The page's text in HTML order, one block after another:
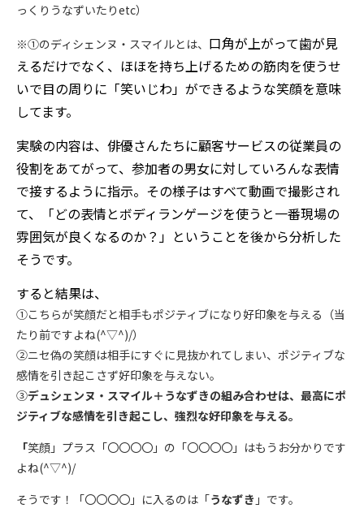
っくりうなずいたりetc）
※①のディシェンヌ・スマイルとは、 口角が上がって歯が見
えるだけでなく、ほほを持ち上げるための筋肉を使うせ
いで目の周りに「笑いじわ」ができるような笑顔を意味
してます。
実験の内容は、俳優さんたちに顧客サービスの従業員の
役割をあてがって、参加者の男女に対していろんな表情
で接するように指示。その様子はすべて動画で撮影され
て、「どの表情とボディランゲージを使うと一番現場の
雰囲気が良くなるのか？」ということを後から分析した
そうです。
すると結果は、
①こちらが笑顔だと相手もポジティブになり好印象を与える（当
たり前ですよね(^▽^)/）
②ニセ偽の笑顔は相手にすぐに見抜かれてしまい、ポジティブな
感情を引き起こさず好印象を与えない。
③デュシェンヌ・スマイル＋うなずきの組み合わせは、最高にポ
ジティブな感情を引き起こし、強烈な好印象を与える。
「笑顔」プラス「〇〇〇〇」の「〇〇〇〇」はもうお分かりです
よね(^▽^)/
そうです！「〇〇〇〇」に入るのは「うなずき 」です。